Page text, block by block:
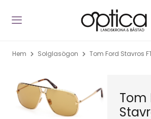
Hem Solglasögon Tom Ford Stavros
Tom